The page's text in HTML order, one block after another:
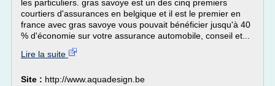
les particuliers. gras savoye est un des cinq premiers
courtiers d'assurances en belgique et il est le premier en
france avec gras savoye vous pouvait bénéficier jusqu'à 40
% d'économie sur votre assurance automobile, conseil et...
Lire la suite
Site : http://www.aquadesign.be